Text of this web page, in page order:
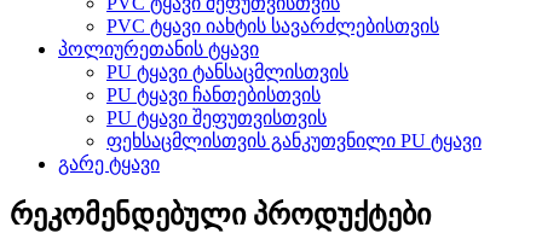
PVC ტყავი იახტის სავარძლებისთვის
პოლიურეთანის ტყავი
PU ტყავი ტანსაცმლისთვის
PU ტყავი ჩანთებისთვის
PU ტყავი შეფუთვისთვის
ფეხსაცმლისთვის განკუთვნილი PU ტყავი
გარე ტყავი
რეკომენდებული პროდუქტები